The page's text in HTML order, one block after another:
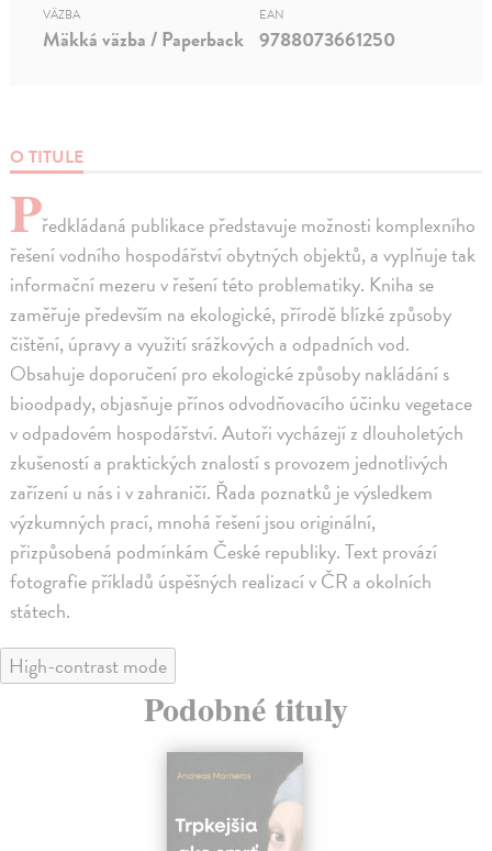
O TITULE
Předkládaná publikace představuje možnosti komplexního
řešení vodního hospodářství obytných objektů, a vyplňuje tak
informační mezeru v řešení této problematiky. Kniha se
zaměřuje především na ekologické, přírodě blízké způsoby
čištění, úpravy a využití srážkových a odpadních vod.
Obsahuje doporučení pro ekologické způsoby nakládání s
bioodpady, objasňuje přínos odvodňovacího účinku vegetace
v odpadovém hospodářství. Autoři vycházejí z dlouholetých
zkušeností a praktických znalostí s provozem jednotlivých
zařízení u nás i v zahraničí. Řada poznatků je výsledkem
výzkumných prací, mnohá řešení jsou originální,
přizpůsobená podmínkám České republiky. Text provází
fotografie příkladů úspěšných realizací v ČR a okolních
státech.
VÄZBA
Mäkká väzba / Paperback
EAN
9788073661250
High-contrast mode
Podobné tituly